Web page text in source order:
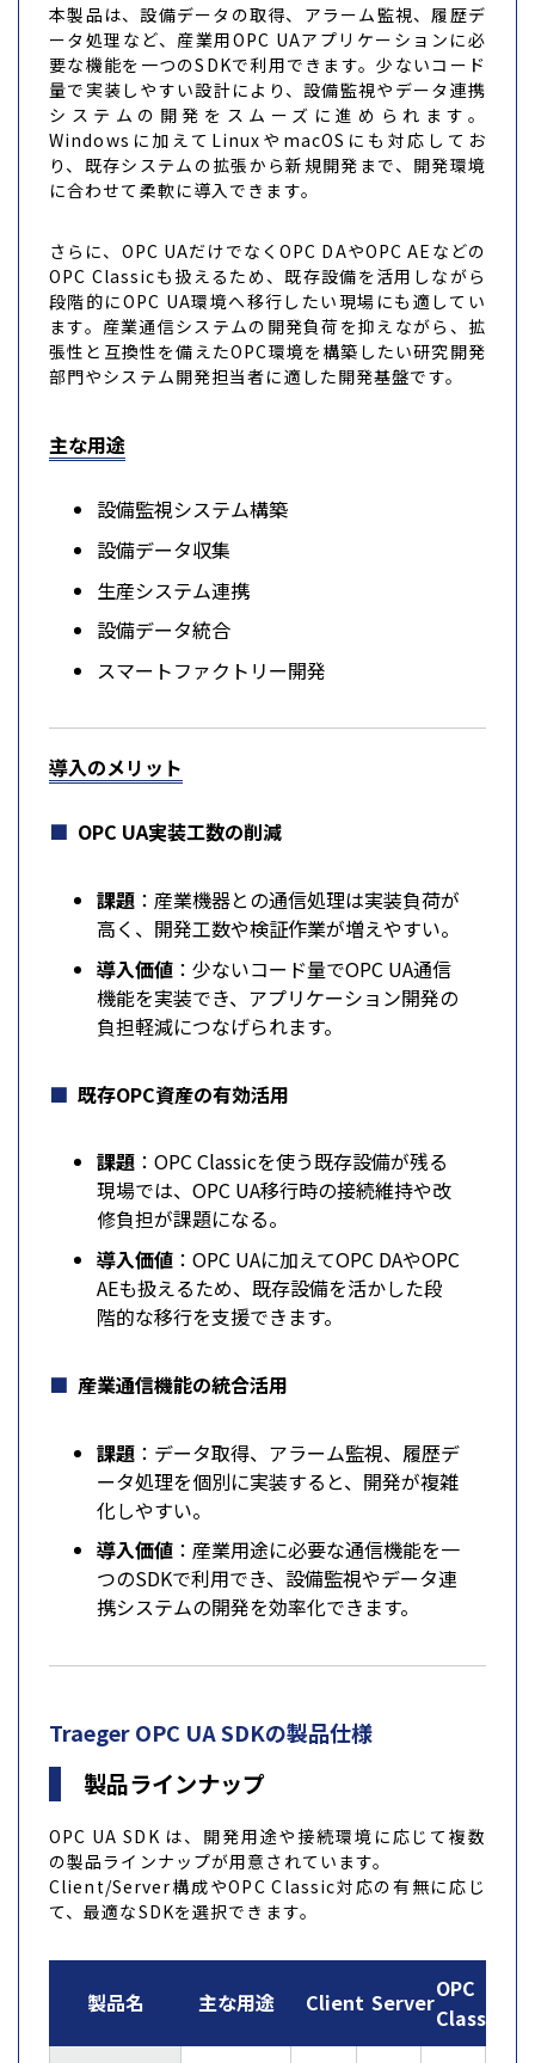
本製品は、設備データの取得、アラーム監視、履歴デ
ータ処理など、産業用OPC UAアプリケーションに必
要な機能を一つのSDKで利用できます。少ないコード
量で実装しやすい設計により、設備監視やデータ連携
システムの開発をスムーズに進められます。
Windowsに加えてLinuxやmacOSにも対応してお
り、既存システムの拡張から新規開発まで、開発環境
に合わせて柔軟に導入できます。
さらに、OPC UAだけでなくOPC DAやOPC AEなどの
OPC Classicも扱えるため、既存設備を活用しながら
段階的にOPC UA環境へ移行したい現場にも適してい
ます。産業通信システムの開発負荷を抑えながら、拡
張性と互換性を備えたOPC環境を構築したい研究開発
部門やシステム開発担当者に適した開発基盤です。
主な用途
設備監視システム構築
設備データ収集
生産システム連携
設備データ統合
スマートファクトリー開発
導入のメリット
OPC UA実装工数の削減
課題 ：産業機器との通信処理は実装負荷が
高く、開発工数や検証作業が増えやすい。
導入価値 ：少ないコード量でOPC UA通信
機能を実装でき、アプリケーション開発の
負担軽減につなげられます。
既存OPC資産の有効活用
課題 ：OPC Classicを使う既存設備が残る
現場では、OPC UA移行時の接続維持や改
修負担が課題になる。
導入価値 ：OPC UAに加えてOPC DAやOPC
AEも扱えるため、既存設備を活かした段
階的な移行を支援できます。
産業通信機能の統合活用
課題 ：データ取得、アラーム監視、履歴デ
ータ処理を個別に実装すると、開発が複雑
化しやすい。
導入価値 ：産業用途に必要な通信機能を一
つのSDKで利用でき、設備監視やデータ連
携システムの開発を効率化できます。
Traeger OPC UA SDKの製品仕様
製品ラインナップ
OPC UA SDK は、開発用途や接続環境に応じて複数
の製品ラインナップが用意されています。
Client/Server構成やOPC Classic対応の有無に応じ
て、最適なSDKを選択できます。
製品名 主な用途 Client ServerOPC
Classic